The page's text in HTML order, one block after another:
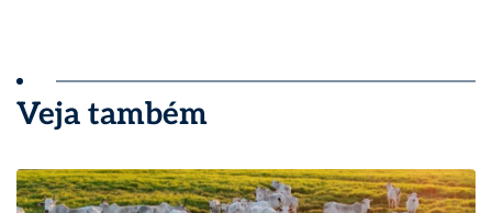
Veja também